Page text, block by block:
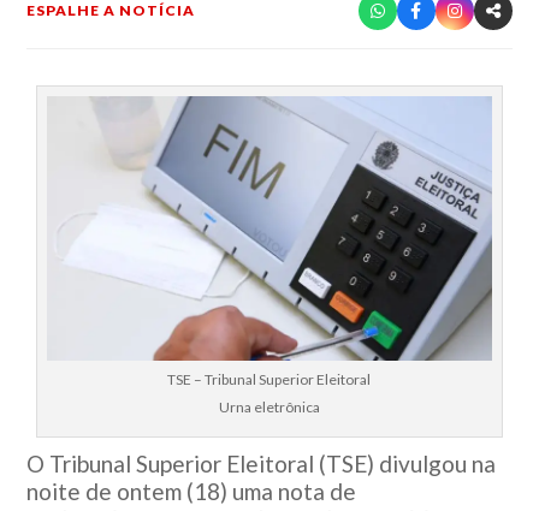
ESPALHE A NOTÍCIA
TSE – Tribunal Superior Eleitoral
Urna eletrônica
O Tribunal Superior Eleitoral (TSE) divulgou na
noite de ontem (18) uma nota de